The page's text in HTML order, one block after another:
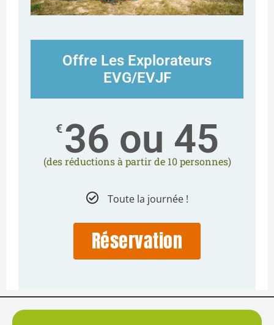
Offre Les Explorateurs
EVG/EVJF
€ 36 ou 45
(des réductions à partir de 10 personnes)
Toute la journée !
Réservation